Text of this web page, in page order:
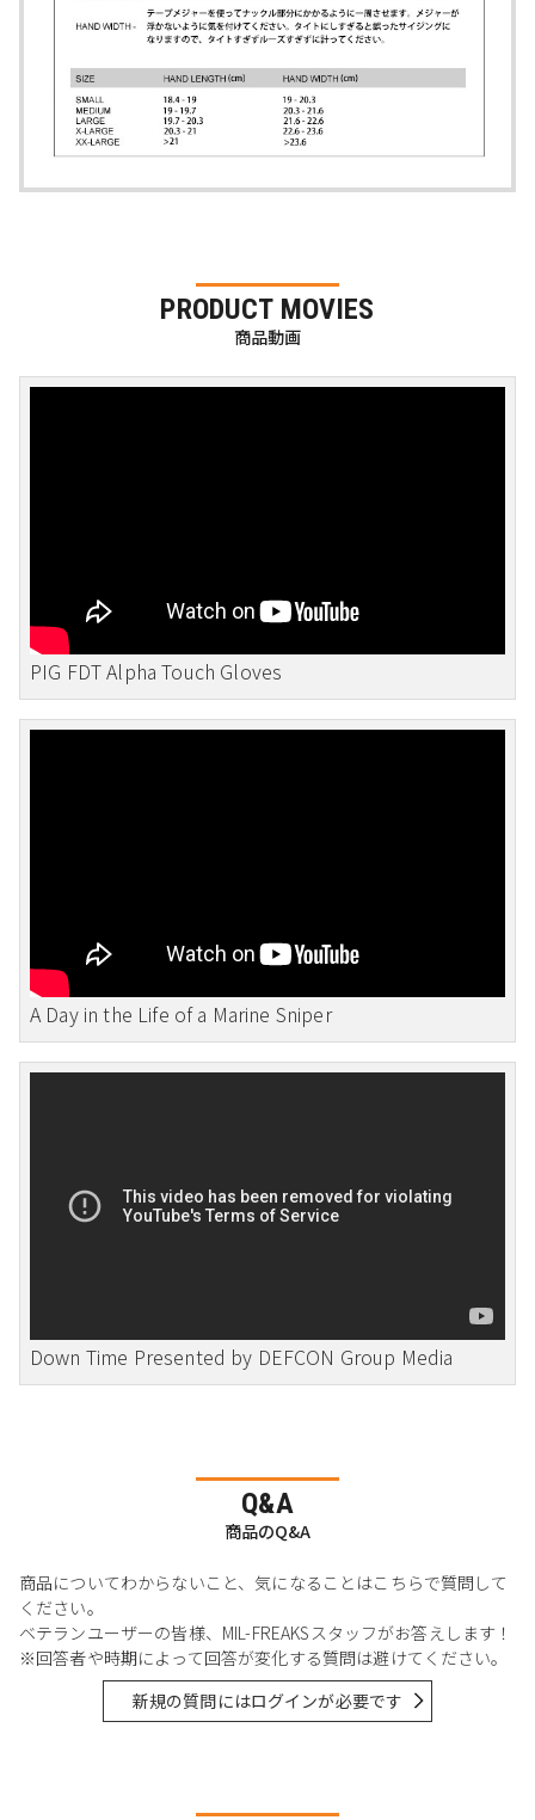
PRODUCT MOVIES
商品動画
PIG FDT Alpha Touch Gloves
A Day in the Life of a Marine Sniper
Down Time Presented by DEFCON Group Media
Q&A
商品のQ&A
商品についてわからないこと、気になることはこちらで質問して
ください。
ベテランユーザーの皆様、MIL-FREAKSスタッフがお答えします！
※回答者や時期によって回答が変化する質問は避けてください。
新規の質問にはログインが必要です